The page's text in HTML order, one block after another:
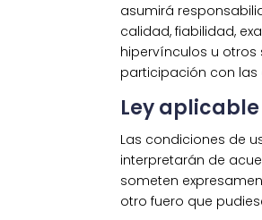
asumirá
calidad, fiabilidad,
hipervínculos u otros
participación con
Ley
Las condiciones de
interpretarán de
someten
otro fuero que